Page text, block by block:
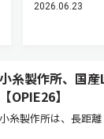
2026.06.23
小糸製作所、国
【OPIE26】
小糸製作所は、長距